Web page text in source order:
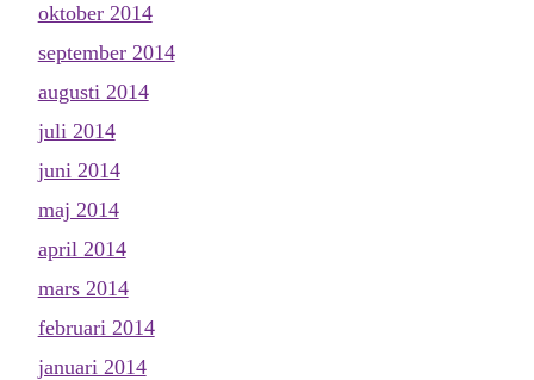
oktober 2014
september 2014
augusti 2014
juli 2014
juni 2014
maj 2014
april 2014
mars 2014
februari 2014
januari 2014